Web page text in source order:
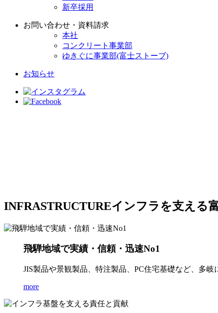
新卒採用
お問い合わせ・資料請求
本社
コンクリート事業部
ゆきぐに事業部(富士ストーブ)
お知らせ
INFRASTRUCTUREインフラを支える
飛騨地域で実績・信頼・迅速No1
JIS製品や景観製品、特注製品、PC住宅基礎など、多
more